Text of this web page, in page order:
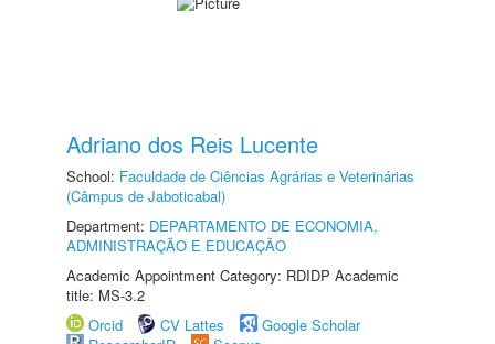
Adriano dos Reis Lucente
School: Faculdade de Ciências Agrárias e Veterinárias
(Câmpus de Jaboticabal)
Department: DEPARTAMENTO DE ECONOMIA,
ADMINISTRAÇÃO E EDUCAÇÃO
Academic Appointment Category: RDIDP Academic
title: MS-3.2
Orcid
CV Lattes
Google Scholar